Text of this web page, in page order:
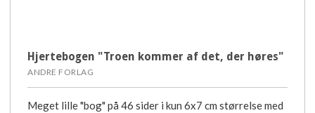
Hjertebogen "Troen kommer af det, der høres"
ANDRE FORLAG
Meget lille "bog" på 46 sider i kun 6x7 cm størrelse med